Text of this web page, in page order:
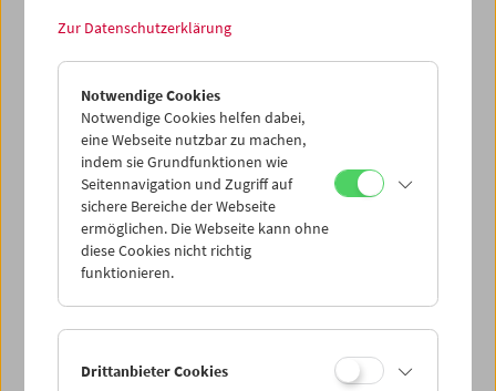
< Vorherige Woche
Mo 8.6.
Di 9.6.
Mi 10.6.
Do 11.6.
Zur Datenschutzerklärung
Notwendige Cookies
Notwendige Cookies helfen dabei,
eine Webseite nutzbar zu machen,
indem sie Grundfunktionen wie
Seitennavigation und Zugriff auf
sichere Bereiche der Webseite
ermöglichen. Die Webseite kann ohne
diese Cookies nicht richtig
funktionieren.
Drittanbieter Cookies